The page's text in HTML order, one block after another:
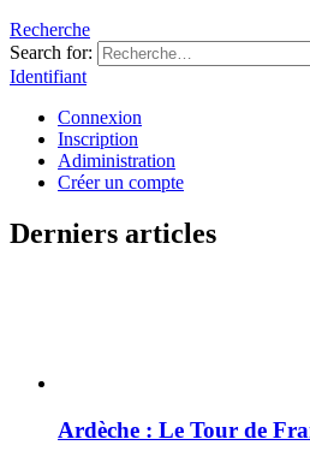
Recherche
Search for:
Identifiant
Connexion
Inscription
Adiministration
Créer un compte
Derniers articles
Ardèche : Le Tour de